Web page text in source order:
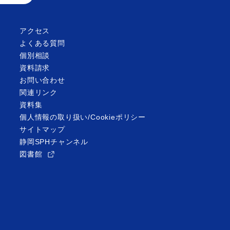
アクセス
よくある質問
個別相談
資料請求
お問い合わせ
関連リンク
資料集
個人情報の取り扱い/Cookieポリシー
サイトマップ
静岡SPHチャンネル
図書館